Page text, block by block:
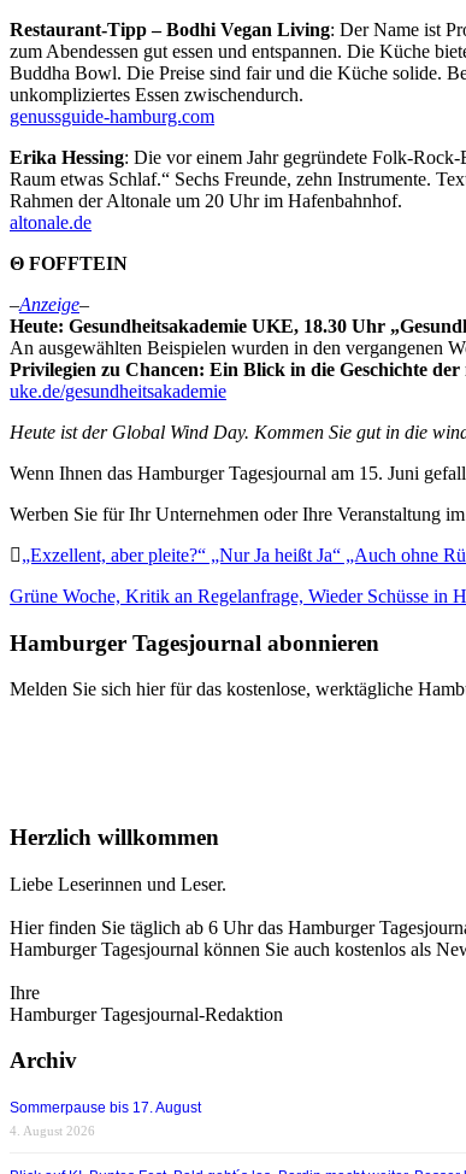
Restaurant-Tipp – Bodhi Vegan Living: Der Name ist
zum Abendessen gut essen und entspannen. Die Küche
Buddha Bowl. Die Preise sind fair und die Küche solide.
unkompliziertes Essen zwischendurch.
genussguide-hamburg.com
Erika Hessing: Die vor einem Jahr gegründete Folk-
Raum etwas Schlaf.“ Sechs Freunde, zehn Instrumente.
Rahmen der Altonale um 20 Uhr im Hafenbahnhof.
altonale.de
Θ FOFFTEIN
–Anzeige–
Heute: Gesundheitsakademie UKE, 18.30 Uhr
An ausgewählten Beispielen wurden in den vergangenen
Privilegien zu Chancen: Ein Blick in die Geschichte
uke.de/gesundheitsakademie
Heute ist der Global Wind Day. Kommen Sie gut in die
Wenn Ihnen das Hamburger Tagesjournal am 15. Juni
Werben Sie für Ihr Unternehmen oder Ihre Veranstaltung
„Exzellent, aber pleite?“ „Nur Ja heißt Ja“ „Auch ohne
Grüne Woche, Kritik an Regelanfrage, Wieder Schüsse in
Hamburger Tagesjournal abonnieren
Melden Sie sich hier für das kostenlose, werktägliche
Herzlich willkommen
Liebe Leserinnen und Leser.
Hier finden Sie täglich ab 6 Uhr das Hamburger
Hamburger Tagesjournal können Sie auch kostenlos als
Ihre
Hamburger Tagesjournal-Redaktion
Archiv
Sommerpause bis 17. August
4. August 2026